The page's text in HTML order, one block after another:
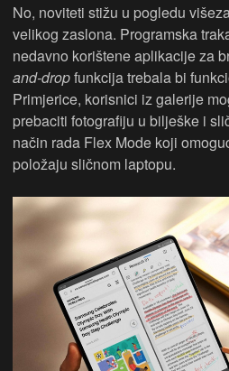
No, noviteti stižu u pogledu
velikog zaslona. Programska
nedavno korištene aplikacije za
and-dropfunkcija trebala bi
Primjerice, korisnici iz galerije
prebaciti fotografiju u bilješke i
način rada Flex Mode koji
položaju sličnom laptopu.